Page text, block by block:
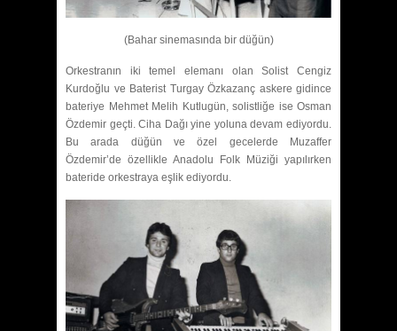
(Bahar sinemasında bir düğün)
Orkestranın iki temel elemanı olan Solist Cengiz
Kurdoğlu ve Baterist Turgay Özkazanç askere gidince
bateriye Mehmet Melih Kutlugün, solistliğe ise Osman
Özdemir geçti. Ciha Dağı yine yoluna devam ediyordu.
Bu arada düğün ve özel gecelerde Muzaffer
Özdemir’de özellikle Anadolu Folk Müziği yapılırken
bateride orkestraya eşlik ediyordu.